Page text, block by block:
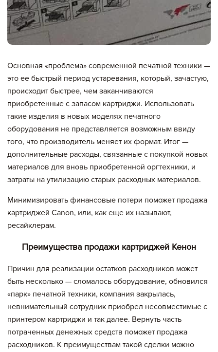
Основная «проблема» современной печатной техники —
это ее быстрый период устаревания, который, зачастую,
происходит быстрее, чем заканчиваются
приобретенные с запасом картриджи. Использовать
такие изделия в новых моделях печатного
оборудования не представляется возможным ввиду
того, что производитель меняет их формат. Итог —
дополнительные расходы, связанные с покупкой новых
материалов для вновь приобретенной оргтехники, и
затраты на утилизацию старых расходных материалов.
Минимизировать финансовые потери поможет продажа
картриджей Canon, или, как еще их называют,
ресайклерам.
Преимущества продажи картриджей Кенон
Причин для реализации остатков расходников может
быть несколько — сломалось оборудование, обновился
«парк» печатной техники, компания закрылась,
невнимательный сотрудник приобрел несовместимые с
принтером картриджи и так далее. Вернуть часть
потраченных денежных средств поможет продажа
расходников. К преимуществам такой сделки можно